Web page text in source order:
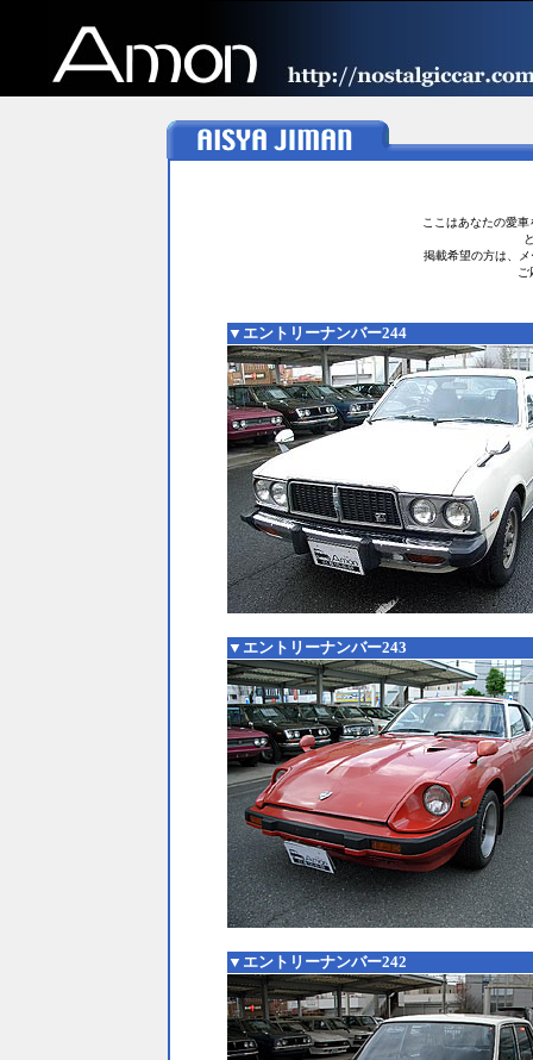
ここはあなたの愛
掲載希望の方は、
▼エントリーナンバー244
▼エントリーナンバー243
▼エントリーナンバー242